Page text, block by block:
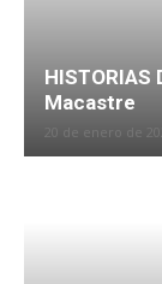
HISTORIAS
Macastre
20 de enero de